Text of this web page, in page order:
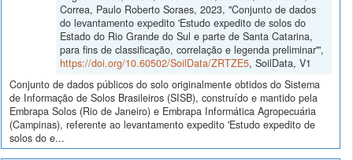
Correa, Paulo Roberto Soraes, 2023, "Conjunto de dados
do levantamento expedito 'Estudo expedito de solos do
Estado do Rio Grande do Sul e parte de Santa Catarina,
para fins de classificação, correlação e legenda preliminar'",
https://doi.org/10.60502/SoilData/ZRTZE5, SoilData, V1
Conjunto de dados públicos do solo originalmente obtidos do Sistema
de Informação de Solos Brasileiros (SISB), construído e mantido pela
Embrapa Solos (Rio de Janeiro) e Embrapa Informática Agropecuária
(Campinas), referente ao levantamento expedito 'Estudo expedito de
solos do e...